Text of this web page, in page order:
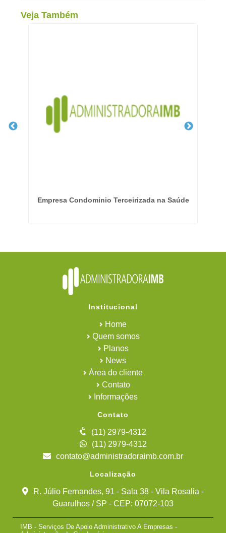
Veja Também
Empresa Condominio Terceirizada na Saúde
Institucional
Home
Quem somos
Planos
News
Área do cliente
Contato
Informações
Contato
(11) 2979-4312
(11) 2979-4312
contato@administradoraimb.com.br
Localização
R. Júlio Fernandes, 91 - Sala 38 - Vila Rosalia -
Guarulhos / SP - CEP: 07072-103
IMB - Serviços De Apoio Administrativo A Empresas -